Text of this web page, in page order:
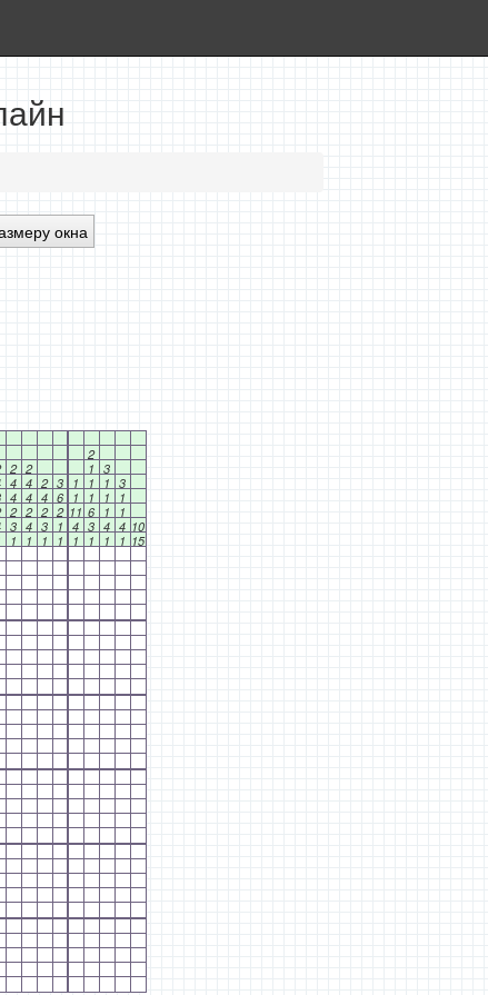
окна
2
2 2 1 3
4 4 2 3 1 1 1 3
4 4 4 6 1 1 1
1
2 2 2 2 11 6 1
1
3 4 3 1 4 3 4 4 10
1 1 1 1 1 1 1 1 15